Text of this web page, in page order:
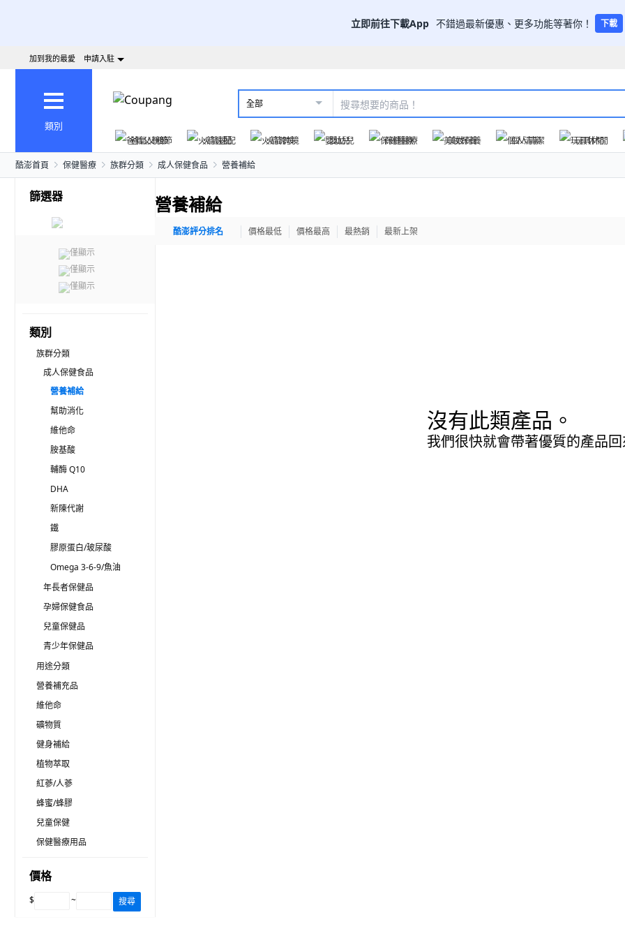
立即前往下載App 不錯過最新優惠、更多功能等著你！ 下載
加到我的最愛 申請入駐
類別
全部
爸氣父親節 火箭速配 火箭跨境 嬰幼兒 保健醫療 美妝保養 個人清潔 玩具休閒
酷澎首頁 保健醫療 族群分類 成人保健食品 營養補給
篩選器
僅顯示
僅顯示
僅顯示
類別
族群分類
成人保健食品
營養補給
幫助消化
維他命
胺基酸
輔酶 Q10
DHA
新陳代謝
鐵
膠原蛋白/玻尿酸
Omega 3-6-9/魚油
年長者保健品
孕婦保健食品
兒童保健品
青少年保健品
用途分類
營養補充品
維他命
礦物質
健身補給
植物萃取
紅蔘/人蔘
蜂蜜/蜂膠
兒童保健
保健醫療用品
價格
$ ~ 搜尋
營養補給
酷澎評分排名 價格最低 價格最高 最熱銷 最新上架
沒有此類產品。
我們很快就會帶著優質的產品